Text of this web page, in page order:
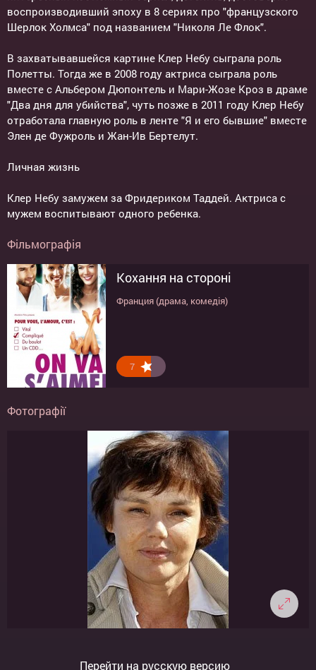
воспроизводивший эпоху в 8 сериях про "французского
Шерлок Холмса" под названием "Николя Ле Флок".
В захватывавшейся картине Клер Небу сыграла роль
Полетты. Тогда же в 2008 году актриса сыграла роль
вместе с Альбером Дюпонтель и Мари-Жозе Кроз в драме
"Два дня для убийства", чуть позже в 2011 году Клер Небу
отработала главную роль в ленте "Я и его бывшие" вместе
Элен де Фужроль и Жан-Ив Бертелут.
Личная жизнь
Клер Небу замужем за Фридериком Таддей. Актриса с
мужем воспитывают одного ребенка.
Фільмографія
Кохання на стороні
Франция (драма, комедія)
7
Фотографії
Перейти на русскую версию